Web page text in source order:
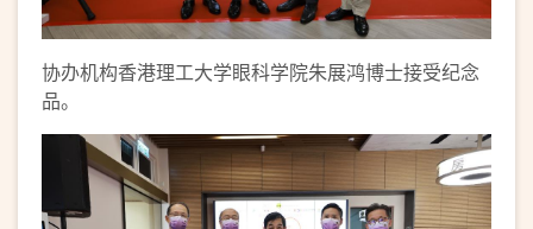
协办机构香港理工大学眼科学院朱展鸿博士接受纪念
品。